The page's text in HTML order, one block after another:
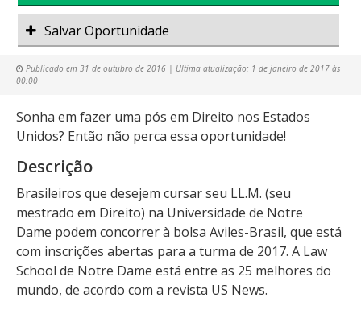
Salvar Oportunidade
Publicado em 31 de outubro de 2016 | Última atualização: 1 de janeiro de 2017 às
00:00
Sonha em fazer uma pós em Direito nos Estados
Unidos? Então não perca essa oportunidade!
Descrição
Brasileiros que desejem cursar seu LL.M. (seu
mestrado em Direito) na Universidade de Notre
Dame podem concorrer à bolsa Aviles-Brasil, que está
com inscrições abertas para a turma de 2017. A Law
School de Notre Dame está entre as 25 melhores do
mundo, de acordo com a revista US News.